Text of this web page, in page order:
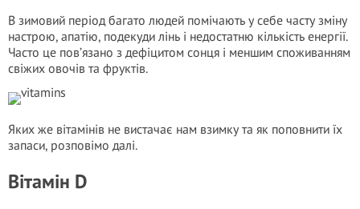
В зимовий період багато людей помічають у себе часту зміну
настрою, апатію, подекуди лінь і недостатню кількість енергії.
Часто це пов’язано з дефіцитом сонця і меншим споживанням
свіжих овочів та фруктів.
Яких же вітамінів не вистачає нам взимку та як поповнити їх
запаси, розповімо далі.
Вітамін D